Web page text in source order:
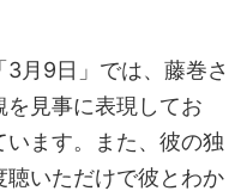
月9日」では、藤巻さ
を見事に表現してお
います。また、彼の独
いただけで彼とわか